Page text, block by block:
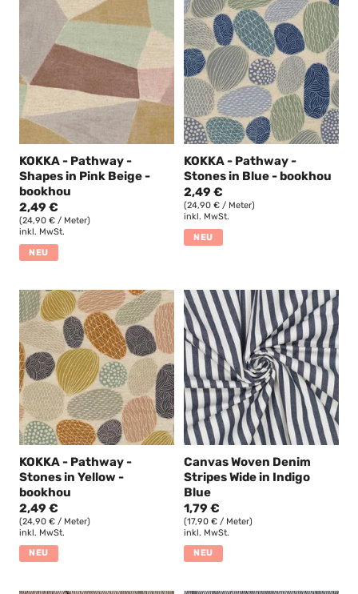
KOKKA - Pathway -
Shapes in Pink Beige -
bookhou
2,49 €
(24,90 € / Meter)
inkl. MwSt.
NEU
KOKKA - Pathway -
Stones in Blue - bookhou
2,49 €
(24,90 € / Meter)
inkl. MwSt.
NEU
KOKKA - Pathway -
Stones in Yellow -
bookhou
2,49 €
(24,90 € / Meter)
inkl. MwSt.
NEU
Canvas Woven Denim
Stripes Wide in Indigo
Blue
1,79 €
(17,90 € / Meter)
inkl. MwSt.
NEU